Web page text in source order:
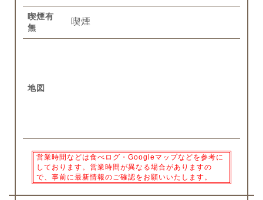
喫煙有
無
喫煙
地図
営業時間などは食べログ・Googleマップなどを参考に
しております。営業時間が異なる場合がありますの
で、事前に最新情報のご確認をお願いいたします。